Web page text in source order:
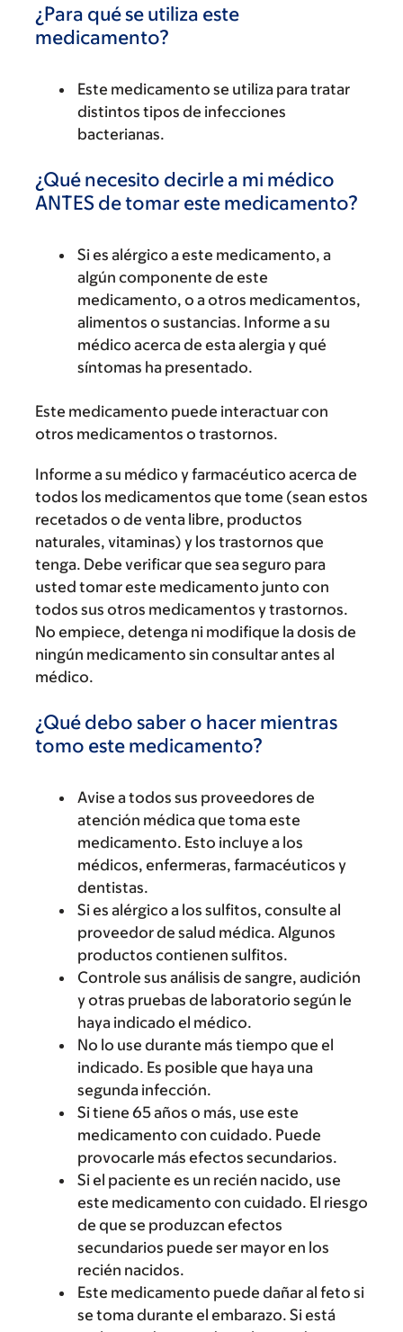
¿Para qué se utiliza este
medicamento?
Este medicamento se utiliza para tratar
distintos tipos de infecciones
bacterianas.
¿Qué necesito decirle a mi médico
ANTES de tomar este medicamento?
Si es alérgico a este medicamento, a
algún componente de este
medicamento, o a otros medicamentos,
alimentos o sustancias. Informe a su
médico acerca de esta alergia y qué
síntomas ha presentado.
Este medicamento puede interactuar con
otros medicamentos o trastornos.
Informe a su médico y farmacéutico acerca de
todos los medicamentos que tome (sean estos
recetados o de venta libre, productos
naturales, vitaminas) y los trastornos que
tenga. Debe verificar que sea seguro para
usted tomar este medicamento junto con
todos sus otros medicamentos y trastornos.
No empiece, detenga ni modifique la dosis de
ningún medicamento sin consultar antes al
médico.
¿Qué debo saber o hacer mientras
tomo este medicamento?
Avise a todos sus proveedores de
atención médica que toma este
medicamento. Esto incluye a los
médicos, enfermeras, farmacéuticos y
dentistas.
Si es alérgico a los sulfitos, consulte al
proveedor de salud médica. Algunos
productos contienen sulfitos.
Controle sus análisis de sangre, audición
y otras pruebas de laboratorio según le
haya indicado el médico.
No lo use durante más tiempo que el
indicado. Es posible que haya una
segunda infección.
Si tiene 65 años o más, use este
medicamento con cuidado. Puede
provocarle más efectos secundarios.
Si el paciente es un recién nacido, use
este medicamento con cuidado. El riesgo
de que se produzcan efectos
secundarios puede ser mayor en los
recién nacidos.
Este medicamento puede dañar al feto si
se toma durante el embarazo. Si está